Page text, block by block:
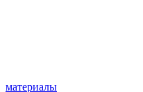
материалы